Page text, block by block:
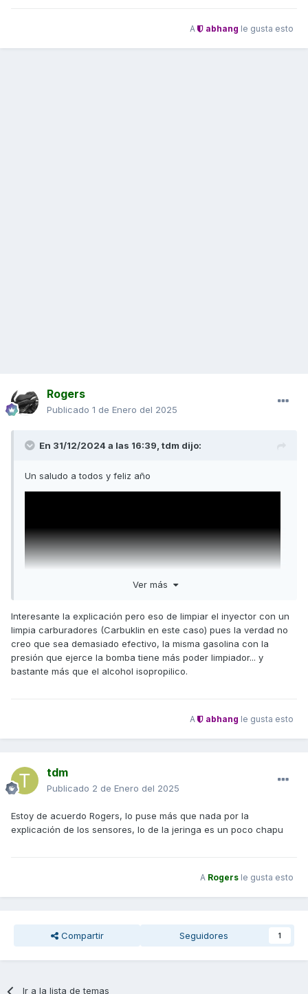
A abhang le gusta esto
Rogers
Publicado 1 de Enero del 2025
En 31/12/2024 a las 16:39, tdm dijo:
Un saludo a todos y feliz año
Ver más
Interesante la explicación pero eso de limpiar el inyector con un
limpia carburadores (Carbuklin en este caso) pues la verdad no
creo que sea demasiado efectivo, la misma gasolina con la
presión que ejerce la bomba tiene más poder limpiador... y
bastante más que el alcohol isopropilico.
A abhang le gusta esto
tdm
Publicado 2 de Enero del 2025
Estoy de acuerdo Rogers, lo puse más que nada por la
explicación de los sensores, lo de la jeringa es un poco chapu
A Rogers le gusta esto
Compartir Seguidores 1
Ir a la lista de temas